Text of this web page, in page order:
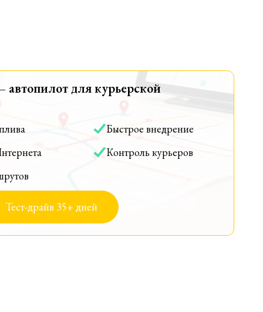
для курьерской
Быстрое внедрение
Контроль курьеров
Тест-драйв 35+ дней